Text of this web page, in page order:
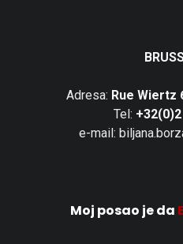
Adresa: Rue Wiertz
Tel:
e-mail:
Moj posao je da